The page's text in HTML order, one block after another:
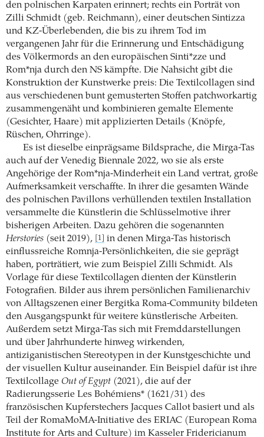
den polnischen Karpaten erinnert; rechts ein Porträt von
Zilli Schmidt (geb. Reichmann), einer deutschen Sintizza
und KZ-Überlebenden, die bis zu ihrem Tod im
vergangenen Jahr für die Erinnerung und Entschädigung
des Völkermords an den europäischen Sinti*zze und
Rom*nja durch den NS kämpfte. Die Nahsicht gibt die
Konstruktion der Kunstwerke preis: Die Textilcollagen sind
aus verschiedenen bunt gemusterten Stoffen patchworkartig
zusammengenäht und kombinieren gemalte Elemente
(Gesichter, Haare) mit applizierten Details (Knöpfe,
Rüschen, Ohrringe).
Es ist dieselbe einprägsame Bildsprache, die Mirga-Tas
auch auf der Venedig Biennale 2022, wo sie als erste
Angehörige der Rom*nja-Minderheit ein Land vertrat, große
Aufmerksamkeit verschaffte. In ihrer die gesamten Wände
des polnischen Pavillons verhüllenden textilen Installation
versammelte die Künstlerin die Schlüsselmotive ihrer
bisherigen Arbeiten. Dazu gehören die sogenannten
Herstories (seit 2019), [1]
in denen Mirga-Tas historisch
einflussreiche Romnja-Persönlichkeiten, die sie geprägt
haben, porträtiert, wie zum Beispiel Zilli Schmidt. Als
Vorlage für diese Textilcollagen dienten der Künstlerin
Fotografien. Bilder aus ihrem persönlichen Familienarchiv
von Alltagszenen einer Bergitka Roma-Community bildeten
den Ausgangspunkt für weitere künstlerische Arbeiten.
Außerdem setzt Mirga-Tas sich mit Fremddarstellungen
und über Jahrhunderte hinweg wirkenden,
antiziganistischen Stereotypen in der Kunstgeschichte und
der visuellen Kultur auseinander. Ein Beispiel dafür ist ihre
Textilcollage Out of Egypt (2021), die auf der
Radierungsserie Les Bohémiens* (1621/31) des
französischen Kupferstechers Jacques Callot basiert und als
Teil der RomaMoMA-Initiative des ERIAC (European Roma
Institute for Arts and Culture) im Kasseler Fridericianum